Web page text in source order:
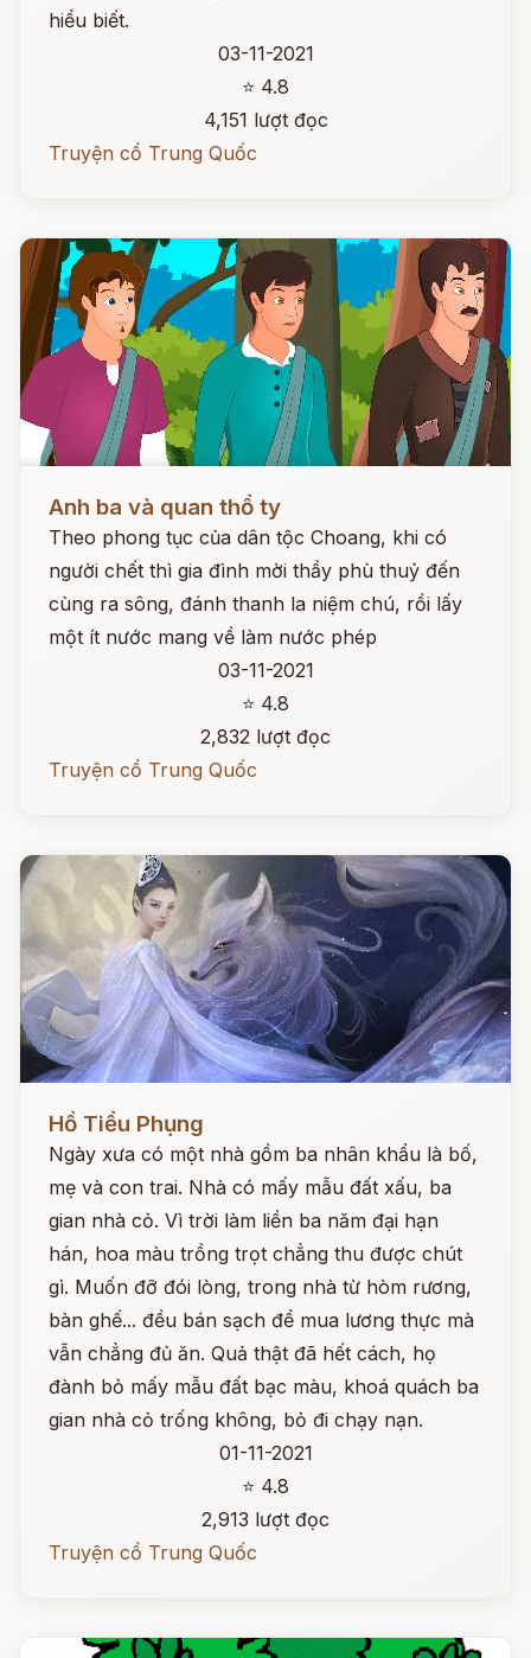
hiểu biết.
03-11-2021
⭐ 4.8
4,151 lượt đọc
Truyện cổ Trung Quốc
Anh ba và quan thổ ty
Theo phong tục của dân tộc Choang, khi có
người chết thì gia đình mời thầy phù thuỷ đến
cùng ra sông, đánh thanh la niệm chú, rồi lấy
một ít nước mang về làm nước phép
03-11-2021
⭐ 4.8
2,832 lượt đọc
Truyện cổ Trung Quốc
Đọc ngay
Hồ Tiểu Phụng
Ngày xưa có một nhà gồm ba nhân khẩu là bố,
mẹ và con trai. Nhà có mấy mẫu đất xấu, ba
gian nhà cỏ. Vì trời làm liền ba năm đại hạn
hán, hoa màu trồng trọt chẳng thu được chút
gì. Muốn đỡ đói lòng, trong nhà từ hòm rương,
bàn ghế... đều bán sạch để mua lương thực mà
vẫn chẳng đủ ăn. Quả thật đã hết cách, họ
đành bỏ mấy mẫu đất bạc màu, khoá quách ba
gian nhà cỏ trống không, bỏ đi chạy nạn.
01-11-2021
⭐ 4.8
2,913 lượt đọc
Truyện cổ Trung Quốc